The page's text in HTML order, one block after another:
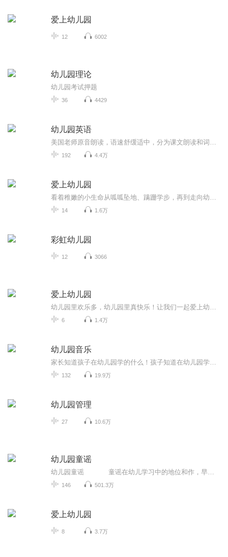
爱上幼儿园
12 6002
幼儿园理论
幼儿园考试押题
36 4429
幼儿园英语
192 4.4万
爱上幼儿园
14 1.6万
彩虹幼儿园
12 3066
爱上幼儿园
6 1.4万
幼儿园音乐
132 19.9万
幼儿园管理
27 10.6万
幼儿园童谣
146 501.3万
爱上幼儿园
8 3.7万